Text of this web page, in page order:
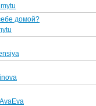
домой?